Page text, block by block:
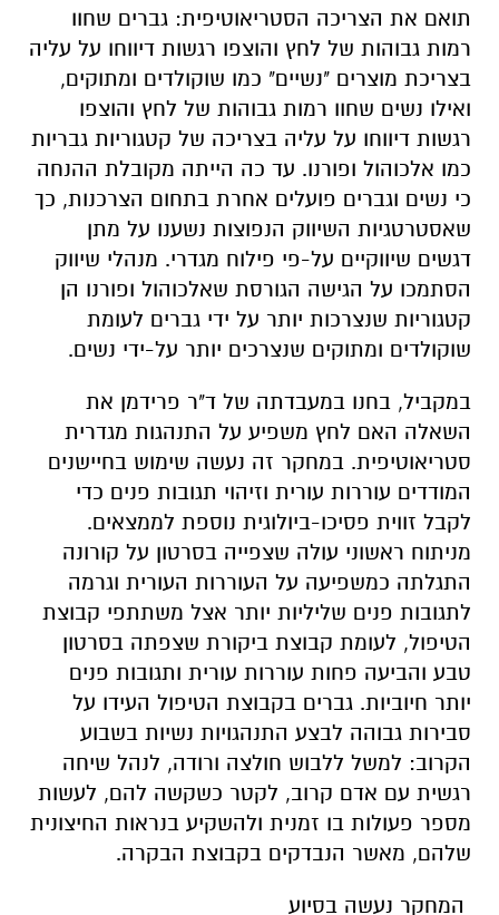
תואם את הצריכה הסטריאוטיפית: גברים שחוו
רמות גבוהות של לחץ והוצפו רגשות דיווחו על עליה
בצריכת מוצרים "נשיים" כמו שוקולדים ומתוקים,
ואילו נשים שחוו רמות גבוהות של לחץ והוצפו
רגשות דיווחו על עליה בצריכה של קטגוריות גבריות
כמו אלכוהול ופורנו. עד כה הייתה מקובלת ההנחה
כי נשים וגברים פועלים אחרת בתחום הצרכנות, כך
שאסטרטגיות השיווק הנפוצות נשענו על מתן
דגשים שיווקיים על-פי פילוח מגדרי. מנהלי שיווק
הסתמכו על הגישה הגורסת שאלכוהול ופורנו הן
קטגוריות שנצרכות יותר על ידי גברים לעומת
שוקולדים ומתוקים שנצרכים יותר על-ידי נשים.
במקביל, בחנו במעבדתה של ד"ר פרידמן את
השאלה האם לחץ משפיע על התנהגות מגדרית
סטריאוטיפית. במחקר זה נעשה שימוש בחיישנים
המודדים עוררות עורית וזיהוי תגובות פנים כדי
לקבל זווית פסיכו-ביולוגית נוספת לממצאים.
מניתוח ראשוני עולה שצפייה בסרטון על קורונה
התגלתה כמשפיעה על העוררות העורית וגרמה
לתגובות פנים שליליות יותר אצל משתתפי קבוצת
הטיפול, לעומת קבוצת ביקורת שצפתה בסרטון
טבע והביעה פחות עוררות עורית ותגובות פנים
יותר חיוביות. גברים בקבוצת הטיפול העידו על
סבירות גבוהה לבצע התנהגויות נשיות בשבוע
הקרוב: למשל ללבוש חולצה ורודה, לנהל שיחה
רגשית עם אדם קרוב, לקטר כשקשה להם, לעשות
מספר פעולות בו זמנית ולהשקיע בנראות החיצונית
שלהם, מאשר הנבדקים בקבוצת הבקרה.
המחקר נעשה בסיוע